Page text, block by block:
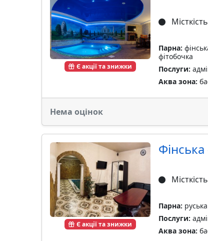
Є акції та знижки
Парна:
фітобочка
Послуги:
Аква зона:
Нема оцінок
Є акції та знижки
Парна:
Послуги:
Аква зона: